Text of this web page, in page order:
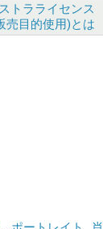
トラライセンス
売目的使用)とは